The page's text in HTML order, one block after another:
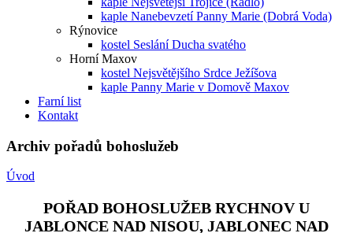
kaple Nanebevzetí Panny Marie (Dobrá Voda)
Rýnovice
kostel Seslání Ducha svatého
Horní Maxov
kostel Nejsvětějšího Srdce Ježíšova
kaple Panny Marie v Domově Maxov
Farní list
Kontakt
Archiv pořadů bohoslužeb
Úvod
POŘAD BOHOSLUŽEB RYCHNOV U
JABLONCE NAD NISOU, JABLONEC NAD